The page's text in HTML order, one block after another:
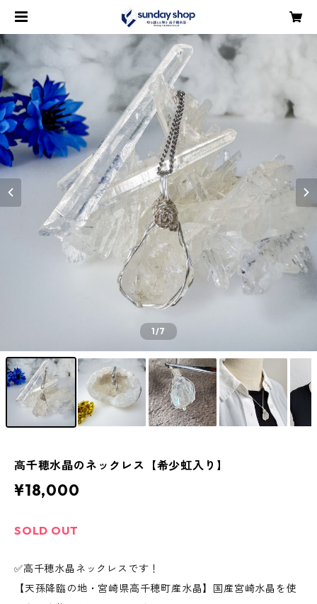
1/7
高千穂水晶のネックレス【希少虹入り】
¥18,000
SOLD OUT
✅高千穂水晶ネックレスです！
【天孫降臨の地・宮崎県高千穂町産水晶】国産宮崎水晶を使